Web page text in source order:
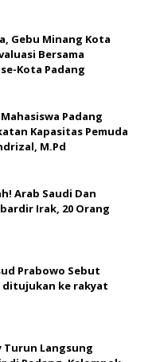
Gebu Minang Kota
Bersama
Kota Padang
Padang
Kapasitas Pemuda
M.Pd
Arab Saudi Dan
Irak, 20 Orang
Prabowo Sebut
ditujukan ke rakyat
Turun Langsung